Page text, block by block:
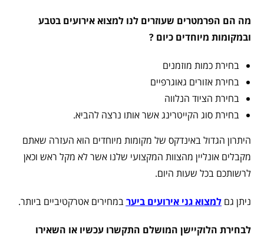
מה הם הפרמטרים שעוזרים לנו למצוא אירועים בטבע
ובמקומות מיוחדים כיום ?
בחירת כמות מוזמנים
בחירת אזורים גאוגרפיים
בחירת הציוד הנלווה
בחירת סוג הקייטרינג אשר אותו נרצה להביא.
היתרון הגדול באינדקס של מקומות מיוחדים הוא העזרה שאתם
מקבלים אונליין מהצוות המקצועי שלנו אשר לא מקל ראש וכאן
לרשותכם בכל שעות היום.
ניתן גםלמצוא גני אירועים ביערבמחירים אטרקטיביים ביותר.
לבחירת הלוקיישן המושלם התקשרו עכשיו או השאירו